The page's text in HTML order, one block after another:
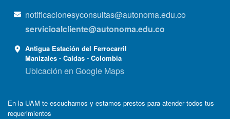
notificacionesyconsultas@autonoma.edu.co
servicioalcliente@autonoma.edu.co
Antigua Estación del Ferrocarril
Manizales - Caldas - Colombia
Ubicación en Google Maps
En la UAM te escuchamos y estamos prestos para atender todos tus
requerimientos